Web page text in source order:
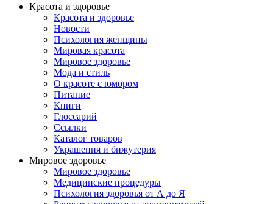
Красота и здоровье
Красота и здоровье
Новости
Психология женщины
Мировая красота
Мировое здоровье
Мода и стиль
О красоте с юмором
Питание
Книги
Глоссарий
Ссылки
Каталог товаров
Украшения и бижутерия
Мировое здоровье
Мировое здоровье
Медицинские процедуры
Психология здоровья от А до Я